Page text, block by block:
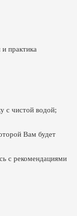
практика
с чистой водой;
Вам будет
с рекомендациями